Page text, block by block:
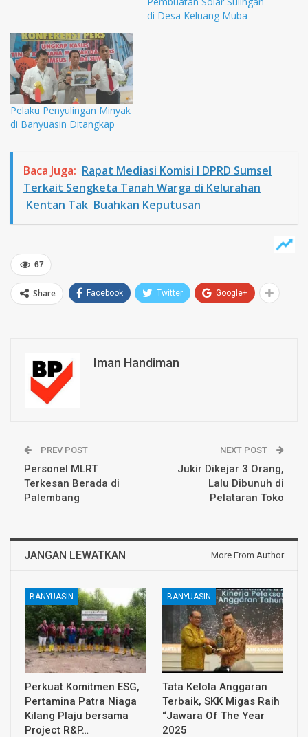
di Desa Keluang Muba
Pelaku Penyulingan Minyak
di Banyuasin Ditangkap
Baca Juga: Rapat Mediasi Komisi I DPRD Sumsel
Terkait Sengketa Tanah Warga di Kelurahan
Kentan Tak Buahkan Keputusan
67
Share Facebook Twitter Google+
Iman Handiman
PREV POST
Personel MLRT
Terkesan Berada di
Palembang
NEXT POST
Jukir Dikejar 3 Orang,
Lalu Dibunuh di
Pelataran Toko
JANGAN LEWATKAN More From Author
BANYUASIN
Perkuat Komitmen ESG,
Pertamina Patra Niaga
Kilang Plaju bersama
Project R&P…
BANYUASIN
Tata Kelola Anggaran
Terbaik, SKK Migas Raih
“Jawara Of The Year
2025